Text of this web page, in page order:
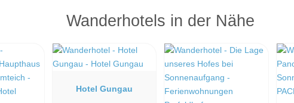
Team
Wanderhotels in der Nähe
Hotel Gungau